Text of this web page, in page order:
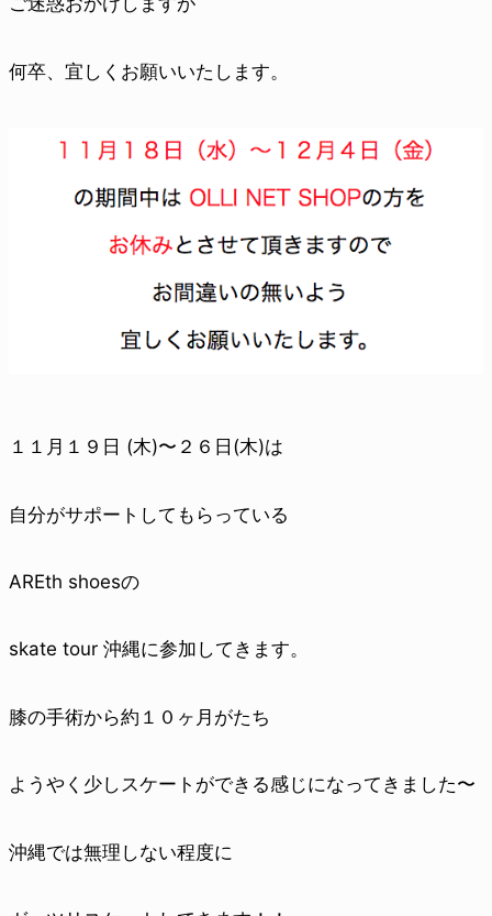
何卒、宜しくお願いいたします。
１１月１９日 (木)〜２６日(木)は
自分がサポートしてもらっている
AREth shoesの
skate tour 沖縄に参加してきます。
膝の手術から約１０ヶ月がたち
ようやく少しスケートができる感じになってきました〜
沖縄では無理しない程度に